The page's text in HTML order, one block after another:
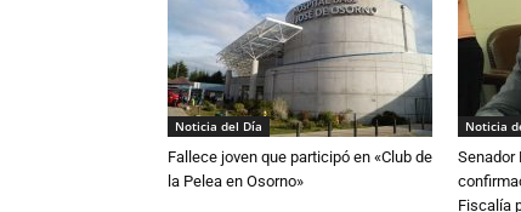
Noticia del Día
Fallece joven que participó en «Club de
la Pelea en Osorno»
Noticia
Senador
Fiscalía